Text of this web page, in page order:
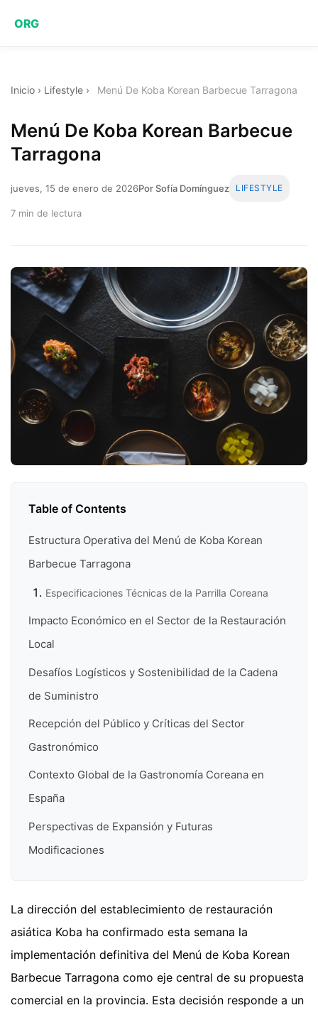
ORG
Inicio › Lifestyle › Menú De Koba Korean Barbecue Tarragona
Menú De Koba Korean Barbecue
Tarragona
jueves, 15 de enero de 2026Por Sofía Domínguez LIFESTYLE
7 min de lectura
Table of Contents
Estructura Operativa del Menú de Koba Korean
Barbecue Tarragona
Especificaciones Técnicas de la Parrilla Coreana
Impacto Económico en el Sector de la Restauración
Local
Desafíos Logísticos y Sostenibilidad de la Cadena
de Suministro
Recepción del Público y Críticas del Sector
Gastronómico
Contexto Global de la Gastronomía Coreana en
España
Perspectivas de Expansión y Futuras
Modificaciones
La dirección del establecimiento de restauración
asiática Koba ha confirmado esta semana la
implementación definitiva del Menú de Koba Korean
Barbecue Tarragona como eje central de su propuesta
comercial en la provincia. Esta decisión responde a un